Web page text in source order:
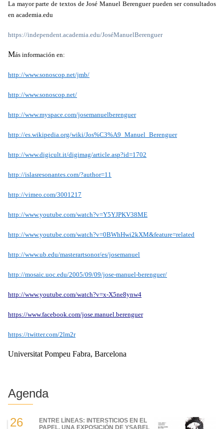
La mayor parte de textos de José Manuel Berenguer pueden ser consultados
en academia.edu
https://independent.academia.edu/JoséManuelBerenguer
Más información en:
http://www.sonoscop.net/jmb/
http://www.sonoscop.net/
http://www.myspace.com/josemanuelberenguer
http://es.wikipedia.org/wiki/Jos%C3%A9_Manuel_Berenguer
http://www.digicult.it/digimag/article.asp?id=1702
http://islasresonantes.com/?author=11
http://vimeo.com/3001217
http://www.youtube.com/watch?v=Y5YJPKV38ME
http://www.youtube.com/watch?v=0BWhHwi2kXM&feature=related
http://www.ub.edu/masterartsonor/es/josemanuel
http://mosaic.uoc.edu/2005/09/09/jose-manuel-berenguer/
http://www.youtube.com/watch?v=x-X5ne8ynw4
https://www.facebook.com/jose.manuel.berenguer
https://twitter.com/2lm2r
Universitat Pompeu Fabra, Barcelona
Agenda
26
ENTRE LÍNEAS: INTERSTICIOS EN EL
PAPEL, UNA EXPOSICIÓN DE YSABEL